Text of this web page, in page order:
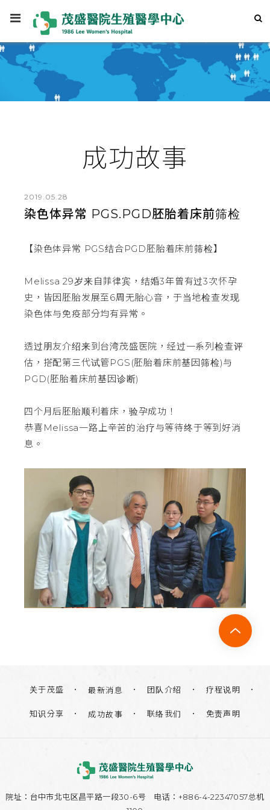
成功故事
2019.05.28
染色体异常 PGS.PGD胚胎着床前筛检
【染色体异常 PGS结合PGD胚胎着床前筛检】
Melissa 29岁来自菲律宾，结婚3年曾有过3次怀孕
史，皆因胚胎发展至6周无胎心音，于当地检查发现
染色体与免疫部分均有异常。
透过朋友介绍来到台湾茂盛医院，经过一系列检查评
估，搭配第三代试管PGS(胚胎着床前基因筛检)与
PGD(胚胎着床前基因诊断)
四个月后胚胎顺利着床，验孕成功！
恭喜Melissa一路上辛苦的治疗与等待终于等到好消
息。
关于茂盛 最新消息 团队介绍 疗程说明
知识分享 成功故事 联络我们 免责声明
院址： 台中市北屯区昌平路一段30-6号 电话：+886-4-22347057总机